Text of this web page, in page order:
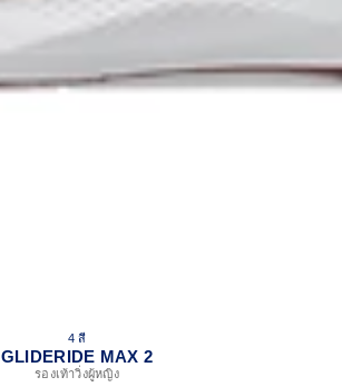
4 สี
GLIDERIDE MAX 2
รองเท้าวิ่งผู้หญิง